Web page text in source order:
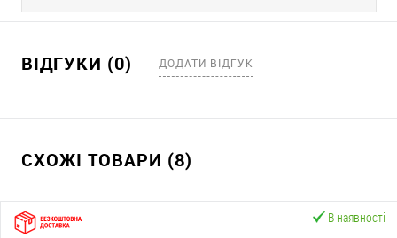
ВІДГУКИ (0) ДОДАТИ ВІДГУК
СХОЖІ ТОВАРИ (8)
В наявності